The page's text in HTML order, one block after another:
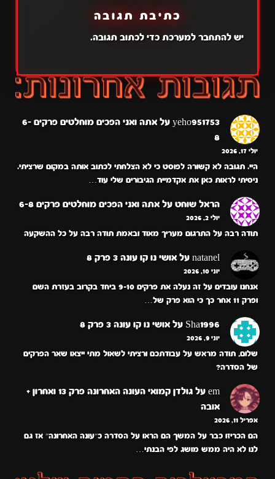
כתיבת תגובה
יש להתחבר למערכתכדי לכתוב תגובה.
yeho951753 על
אתה ואני הפכים מוחלטים פרקים 6-
8
יולי 17, 2026
היי. תגובה לא קשורה לפוסט כי לא הצלחתי לכתוב אותה במקום שרציתי.
ניסיתי לראות כאן את אקדמיית הגיבורים שלי עוד…
הראל שוחט על אתה ואני הפכים מוחלטים פרקים 6-8
יולי 2, 2026
תודה רבה על התרגום מעריך מאוד ובאמת תודה רבה על כל ההשקעה
natanel על אושי נו קו עונה 3 פרק 8
יוני 10, 2026
אנחנו עובדים על זה נעלה את פרקים 9-10 ביחד בקרוב בעזרת השם
ופרק 11 אחר כך כי הוא פרק של…
Sha1996 על אושי נו קו עונה 3 פרק 8
יוני 9, 2026
שלום, תודה מראש על עבודתכם ורציתי לשאול מתי ייצאו שאר הפרקים
של הסדרה?
em על
גולדן קמואי העונה האחרונה פרק 13 ואחרון +
אובה
אפריל 11, 2026
הם הכריזו כבר על המשך הם הראו על הסדרה כ״עונה האחרונה״ אז גם
לנו לא היה ממש מושג לפי הבנתי…